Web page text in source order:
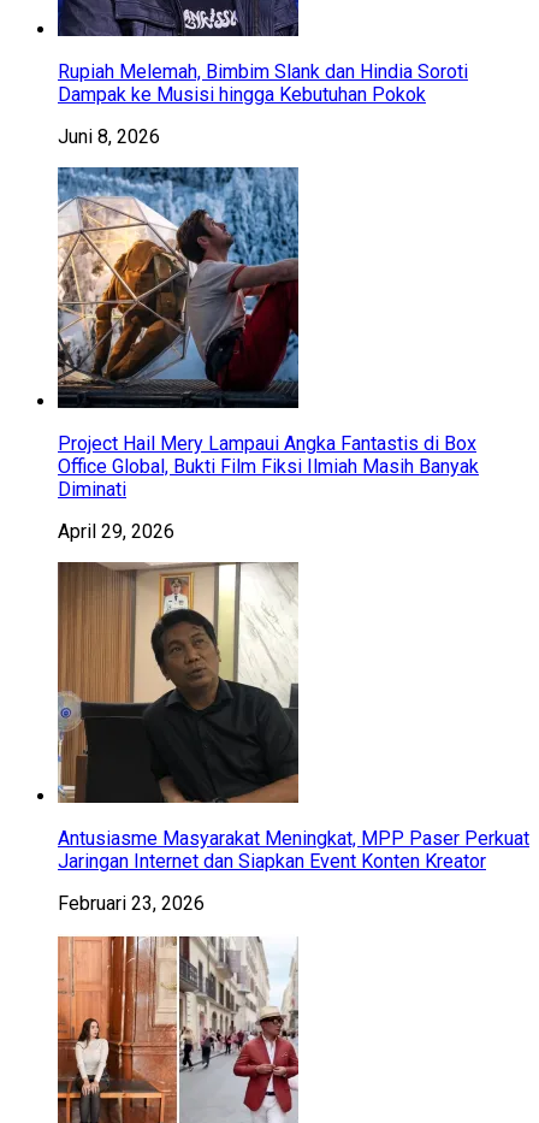
Rupiah Melemah, Bimbim Slank dan Hindia Soroti
Dampak ke Musisi hingga Kebutuhan Pokok
Juni 8, 2026
Project Hail Mery Lampaui Angka Fantastis di Box
Office Global, Bukti Film Fiksi Ilmiah Masih Banyak
Diminati
April 29, 2026
Antusiasme Masyarakat Meningkat, MPP Paser Perkuat
Jaringan Internet dan Siapkan Event Konten Kreator
Februari 23, 2026